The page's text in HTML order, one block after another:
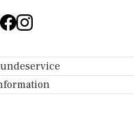
- Hjælpecenter
Tøjeksperten